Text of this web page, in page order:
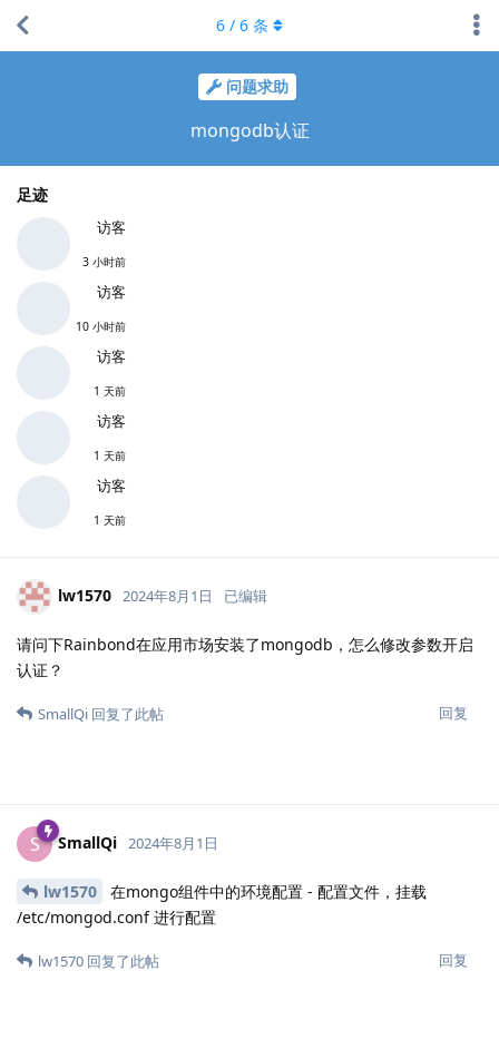
问题求助
mongodb认证
足迹
访客
3 小时前
访客
10 小时前
访客
1 天前
访客
1 天前
访客
1 天前
6 / 6 条
lw1570 2024年8月1日 已编辑
请问下Rainbond在应用市场安装了mongodb，怎么修改参数开启
认证？
回复
SmallQi 回复了此帖
S SmallQi 2024年8月1日
lw1570
在mongo组件中的环境配置 - 配置文件，挂载
/etc/mongod.conf 进行配置
回复
lw1570 回复了此帖